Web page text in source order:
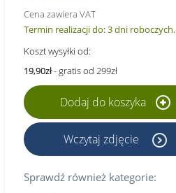
Cena zawiera VAT
Termin realizacji do: 3 dni roboczych.
Koszt wysyłki od:
19,90zł- gratis od 299zł
Dodaj do koszyka
Wczytaj zdjęcie
Sprawdź również kategorie: